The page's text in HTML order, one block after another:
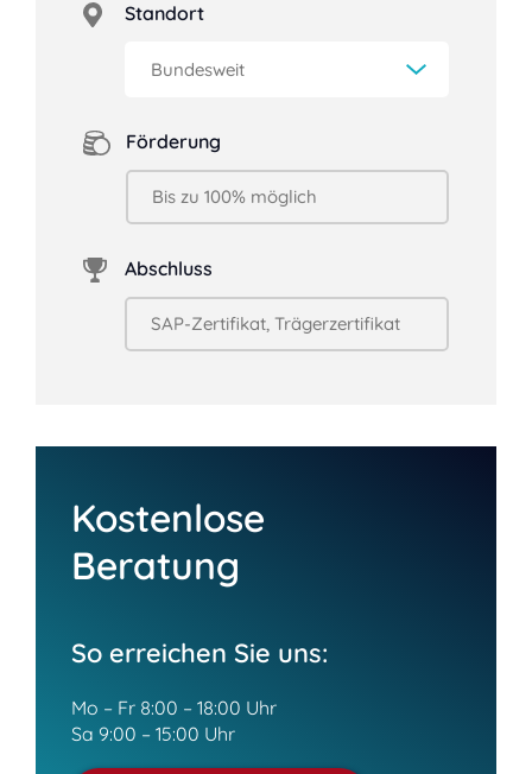
Standort
Förderung
Abschluss
Kostenlose
Beratung
So erreichen Sie uns:
Mo – Fr 8:00 – 18:00 Uhr
Sa 9:00 – 15:00 Uhr